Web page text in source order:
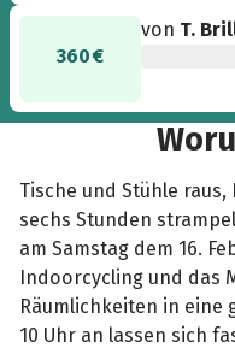
360 €
von T.
Tische und Stühle
sechs Stunden
am Samstag dem 16.
Indoorcycling und das
Räumlichkeiten in eine
10 Uhr an lassen sich